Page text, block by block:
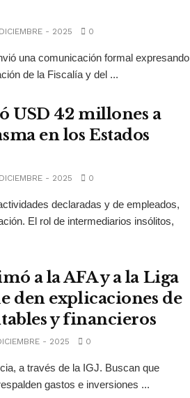
- 2025 0
una comunicación formal expresando
de la Fiscalía y del ...
USD 42 millones a
en los Estados
- 2025 0
declaradas y de empleados,
El rol de intermediarios insólitos,
a la AFA y a la Liga
den explicaciones de
y financieros
- 2025 0
a través de la IGJ. Buscan que
gastos e inversiones ...